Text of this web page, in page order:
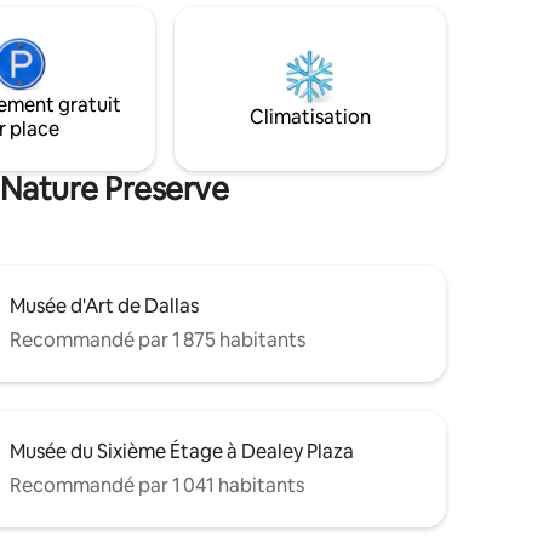
et
de
MAGASINS DE LEGACY & LEGACY WEST,
des lieux de shopping, de restauration et
de divertissement haut de gamme. À
quelques minutes en voiture de
d'entraînement des Dallas Cowboy. Très
proche de GrandScape, WiillowBend et
gratuit
place
Climatisation
Preserve
Musée d'Art de Dallas
Recommandé par 1 875 habitants
Musée du Sixième Étage à Dealey Plaza
Recommandé par 1 041 habitants